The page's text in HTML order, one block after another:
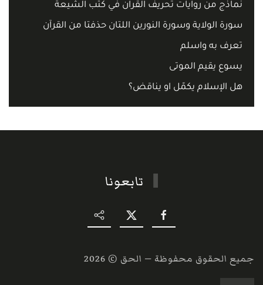
نماذج من روايات تحريف القران في كتب الشيعة
سورة الولاية وسورة النورين اللتان حذفتا من القرآن
تعرف به واسلم
يسوع يقيم الموتى
هل الإسلام يكمّل او يناقض؟
تابعونا
جميع الحقوق محفوظة — الحق © 2026